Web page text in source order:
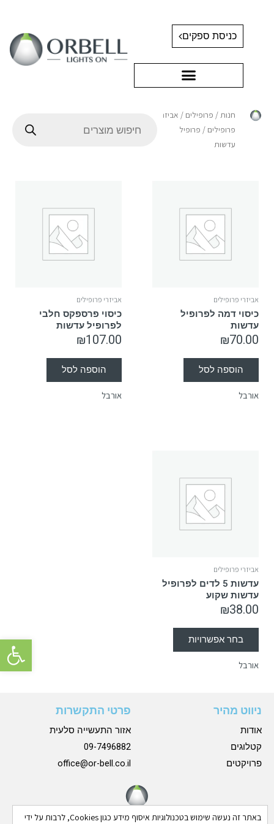
פתח
באתר זה נעשה שימוש בטכנולוגיות איסוף מידע כגון Cookies, לרבות על ידי
כניסת ספקים
חנות / פרופילים / אביזרי
פרופילים / פרופיל
עדשות
אביזרי פרופילים
כיסוי דמה לפרופיל
עדשות
₪70.00
הוספה לסל
אורבל
אביזרי פרופילים
כיסוי פרספקס חלבי
לפרופיל עדשות
₪107.00
הוספה לסל
אורבל
אביזרי פרופילים
עדשות 5 לדים לפרופיל
עדשות שקוע
₪38.00
בחר אפשרויות
אורבל
ניווט מהיר
אודות
קטלוגים
פרויקטים
פרטי התקשרות
אזור התעשייה סלעית
09-7496882
office@or-bell.co.il